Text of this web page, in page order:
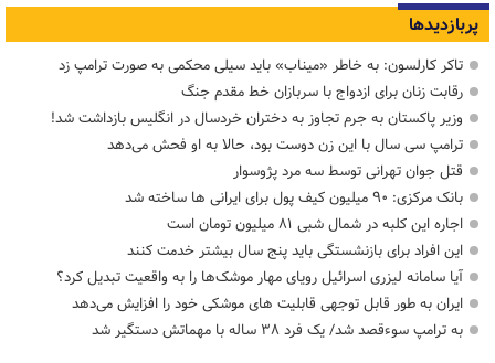
پربازدیدها
تاکر کارلسون: به خاطر «میناب» باید سیلی محکمی به صورت ترامپ زد
رقابت زنان برای ازدواج با سربازان خط مقدم جنگ
وزیر پاکستان به جرم تجاوز به دختران خردسال در انگلیس بازداشت شد!
ترامپ سی سال با این زن دوست بود، حالا به او فحش می‌دهد
قتل جوان تهرانی توسط سه مرد پژوسوار
بانک مرکزی: ۹۰ میلیون کیف پول برای ایرانی ها ساخته شد
اجاره این کلبه در شمال شبی ۸۱ میلیون تومان است
این افراد برای بازنشستگی باید پنج سال بیشتر خدمت کنند
آیا سامانه لیزری اسرائیل رویای مهار موشک‌ها را به واقعیت تبدیل کرد؟
ایران به طور قابل توجهی قابلیت های موشکی خود را افزایش می‌دهد
به ترامپ سوءقصد شد/ یک فرد ۳۸ ساله با مهماتش دستگیر شد